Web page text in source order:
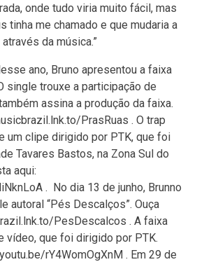
onde tudo viria muito fácil, mas
tinha me chamado e que mudaria a
da música.”
ano, Bruno apresentou a faixa
single trouxe a participação de
assina a produção da faixa.
PrasRuas . O trap
um clipe dirigido por PTK, que foi
Tavares Bastos, na Zona Sul do
aqui:
. No dia 13 de junho, Brunno
autoral “Pés Descalços”. Ouça
PesDescalcos . A faixa
vídeo, que foi dirigido por PTK.
rY4WomOgXnM . Em 29 de